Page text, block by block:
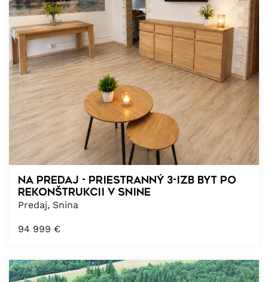
Na predaj - Priestranný 3-izb byt po
rekonštrukcii v Snine
Predaj, Snina
94 999 €